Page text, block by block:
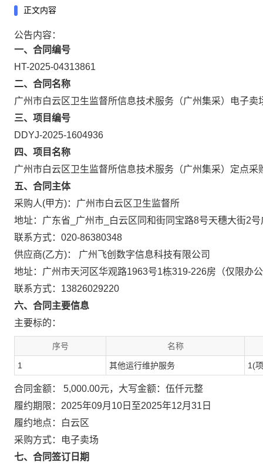
正文内容
公告内容：
一、合同编号
HT-2025-04313861
二、合同名称
广州市白云区卫生监督所信息技术服务（广州集采）电子卖
三、项目编号
DDYJ-2025-1604936
四、项目名称
广州市白云区卫生监督所信息技术服务（广州集采）定点采
五、合同主体
采购人(甲方)：广州市白云区卫生监督所
地址：广东省_广州市_白云区同和街同宝路8号天穗大街2
联系方式：020-86380348
供应商(乙方)： 广州飞创数字信息科技有限公司
地址：广州市天河区华观路1963号1栋319-226房（仅限办
联系方式：13826029220
六、合同主要信息
主要标的：
序号 名称
1 其他运行维护服务 1(
合同金额： 5,000.00元，大写金额：伍仟元整
履约期限：2025年09月10日至2025年12月31日
履约地点：白云区
采购方式：电子卖场
七、合同签订日期